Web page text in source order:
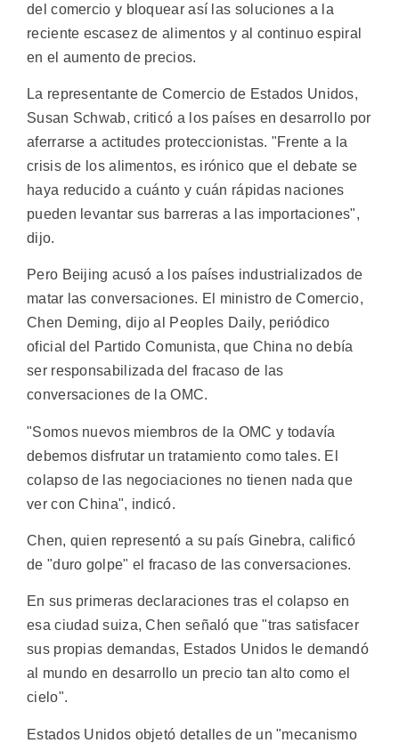
del comercio y bloquear así las soluciones a la
reciente escasez de alimentos y al continuo espiral
en el aumento de precios.
La representante de Comercio de Estados Unidos,
Susan Schwab, criticó a los países en desarrollo por
aferrarse a actitudes proteccionistas. "Frente a la
crisis de los alimentos, es irónico que el debate se
haya reducido a cuánto y cuán rápidas naciones
pueden levantar sus barreras a las importaciones",
dijo.
Pero Beijing acusó a los países industrializados de
matar las conversaciones. El ministro de Comercio,
Chen Deming, dijo al Peoples Daily, periódico
oficial del Partido Comunista, que China no debía
ser responsabilizada del fracaso de las
conversaciones de la OMC.
"Somos nuevos miembros de la OMC y todavía
debemos disfrutar un tratamiento como tales. El
colapso de las negociaciones no tienen nada que
ver con China", indicó.
Chen, quien representó a su país Ginebra, calificó
de "duro golpe" el fracaso de las conversaciones.
En sus primeras declaraciones tras el colapso en
esa ciudad suiza, Chen señaló que "tras satisfacer
sus propias demandas, Estados Unidos le demandó
al mundo en desarrollo un precio tan alto como el
cielo".
Estados Unidos objetó detalles de un "mecanismo